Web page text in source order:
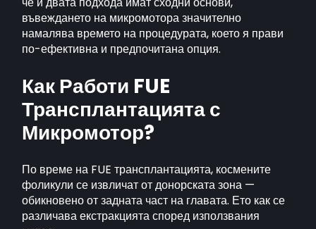
въвеждането на микромотора значително
намалява времето на процедурата, което я прави
по-ефективна и предпочитана опция.
Как Работи FUE
Трансплантацията с
Микромотор?
По време на FUE трансплантацията, космените
фоликули се извличат от донорската зона —
обикновено от задната част на главата. Ето как се
различава екстракцията според използвания